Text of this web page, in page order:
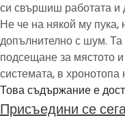
си свършиш работата и
Не че на някой му
допълнително с шум.
подсещане за мястото
системата, в
Това съдържание е
Присъедини се